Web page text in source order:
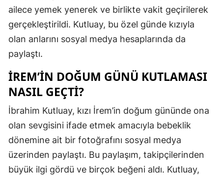
Gümüşhane
Hakkari
Isparta
İstanbul
İzmir
ailece yemek yenerek ve birlikte vakit geçirilerek
gerçekleştirildi. Kutluay, bu özel günde kızıyla
olan anlarını sosyal medya hesaplarında da
paylaştı.
İREM’IN DOĞUM GÜNÜ KUTLAMASI
NASIL GEÇTI?
İbrahim Kutluay, kızı İrem’in doğum gününde ona
olan sevgisini ifade etmek amacıyla bebeklik
dönemine ait bir fotoğrafını sosyal medya
üzerinden paylaştı. Bu paylaşım, takipçilerinden
büyük ilgi gördü ve birçok beğeni aldı. Kutluay,